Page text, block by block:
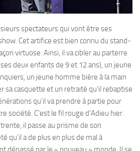
spectateurs qui vont être ses
Cet artifice est bien connu du stand-
virtuose. Ainsi, il va cibler au parterre
deux enfants de 9 et 12 ans), un jeune
un jeune homme bière à la main
sa casquette et un retraité qu’il rebaptise
qu’il va prendre à partie pour
société. C’est le fil rouge d’Adieu hier.
il passe au prisme de son
qu’il a de plus en plus de mal à